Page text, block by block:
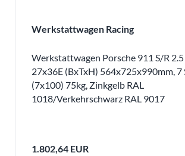
Werkstattwagen Racing
Werkstattwagen Porsche 911 S/R 2.5
27x36E (BxTxH) 564x725x990mm, 7
(7x100) 75kg, Zinkgelb RAL
1018/Verkehrschwarz RAL 9017
1.802,64 EUR